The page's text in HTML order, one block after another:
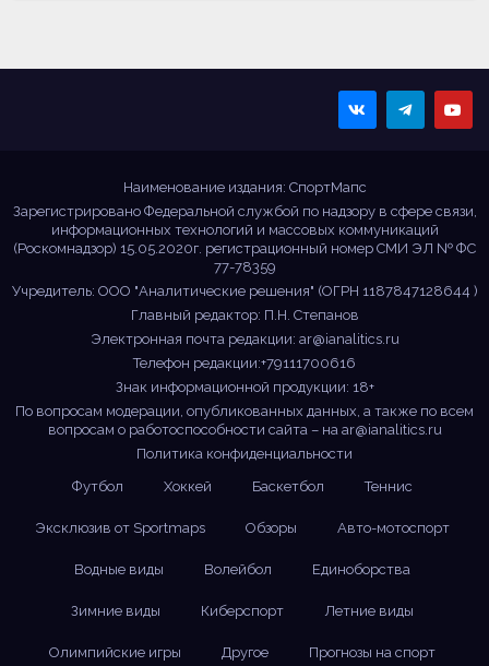
Наименование издания: СпортМапс
Зарегистрировано Федеральной службой по надзору в сфере связи,
информационных технологий и массовых коммуникаций
(Роскомнадзор) 15.05.2020г. регистрационный номер СМИ ЭЛ № ФС
77-78359
Учредитель: ООО "Аналитические решения" (ОГРН 1187847128644 )
Главный редактор: П.Н. Степанов
Электронная почта редакции: ar@ianalitics.ru
Телефон редакции:+79111700616
Знак информационной продукции: 18+
По вопросам модерации, опубликованных данных, а также по всем
вопросам о работоспособности сайта – на ar@ianalitics.ru
Политика конфиденциальности
Футбол
Хоккей Баскетбол Теннис
Эксклюзив от Sportmaps Обзоры Авто-мотоспорт
Водные виды Волейбол Единоборства
Зимние виды Киберспорт Летние виды
Олимпийские игры Другое Прогнозы на спорт